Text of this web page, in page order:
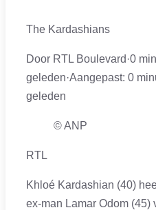
The Kardashians
Door RTL Boulevard ·0
geleden·Aangepast: 0
geleden
© ANP
RTL
Khloé Kardashian (40)
ex-man Lamar Odom (45)